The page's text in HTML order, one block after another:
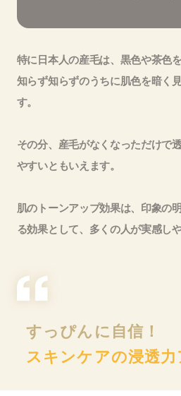
特に日本人の産毛は、黒色や茶色
知らず知らずのうちに肌色を暗く
す。
その分、産毛がなくなっただけで
やすいともいえます。
肌のトーンアップ効果は、印象の
る効果として、多くの人が実感し
すっぴんに自信！
スキンケアの浸透